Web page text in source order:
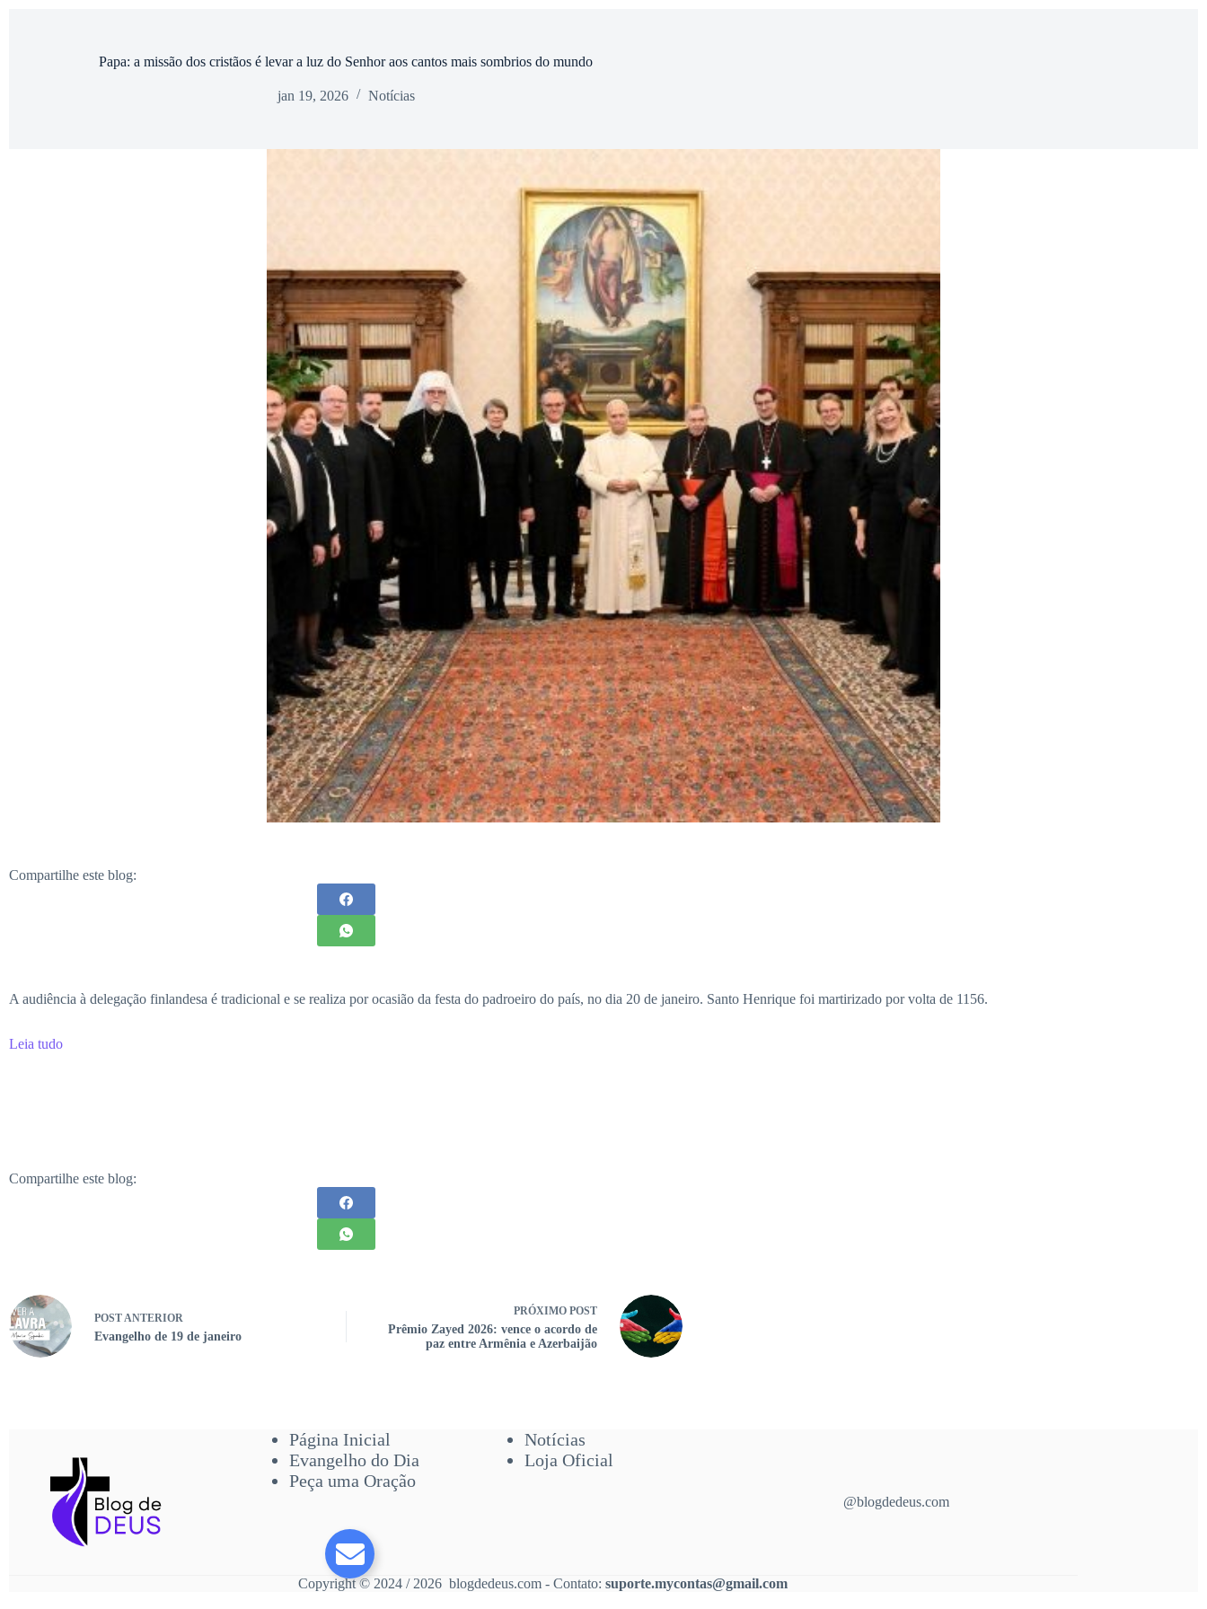
Papa: a missão dos cristãos é levar a luz do Senhor aos cantos mais sombrios do mundo
jan 19, 2026 Notícias
Compartilhe este blog:
A audiência à delegação finlandesa é tradicional e se realiza por ocasião da festa do padroeiro do país, no dia 20 de janeiro. Santo Henrique foi martirizado por volta de 1156.
Leia tudo
Compartilhe este blog:
POST ANTERIOR
Evangelho de 19 de janeiro
PRÓXIMO POST
Prêmio Zayed 2026: vence o acordo de
paz entre Armênia e Azerbaijão
Página Inicial
Evangelho do Dia
Peça uma Oração
Notícias
Loja Oficial
@blogdedeus.com
Copyright © 2024 / 2026 blogdedeus.com - Contato:suporte.mycontas@gmail.com